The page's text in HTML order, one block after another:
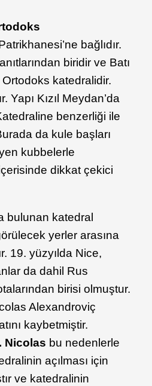
bağlıdır.
biridir ve Batı
Ortodoks katedralidir.
Yapı Kızıl Meydan’da
benzerliği ile
da kule başları
kubbelerle
dikkat çekici
bulunan katedral
yerler arasına
19. yüzyılda Nice,
da dahil Rus
birisi olmuştur.
Alexandroviç
kaybetmiştir.
Nicolas bu nedenlerle
açılması için
ve katedralinin